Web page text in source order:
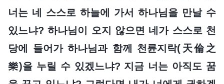
너는 네 스스로 하늘에 가서 하나님을 만날 수
있느냐? 하나님이 오지 않으면 네가 스스로 천
당에 들어가 하나님과 함께 천륜지락(天倫之
樂)을 누릴 수 있겠느냐? 지금 너는 아직도 꿈